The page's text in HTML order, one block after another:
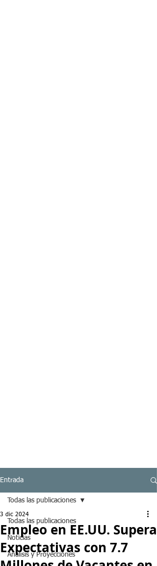
Entrada
Todas las publicaciones
Noticias
Analisis y Proyecciones
Todas las publicaciones
Empleo en EE.UU. Supera
Expectativas con 7.7
3 dic 2024